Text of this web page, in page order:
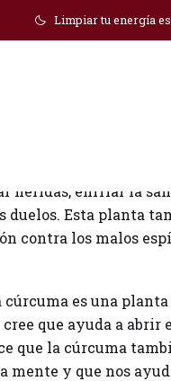
Limpiar tu energía
heridas, enfriar la
duelos. Esta planta
contra los malos
cúrcuma es una
cree que ayuda a
que la cúrcuma
mente y que nos